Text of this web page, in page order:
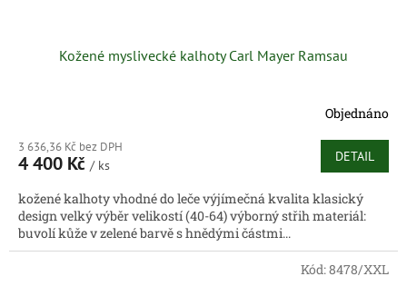
Kožené myslivecké kalhoty Carl Mayer Ramsau
Objednáno
3 636,36 Kč bez DPH
4 400 Kč / ks
DETAIL
kožené kalhoty vhodné do leče výjímečná kvalita klasický
design velký výběr velikostí (40-64) výborný střih materiál:
buvolí kůže v zelené barvě s hnědými částmi...
Kód:8478/XXL